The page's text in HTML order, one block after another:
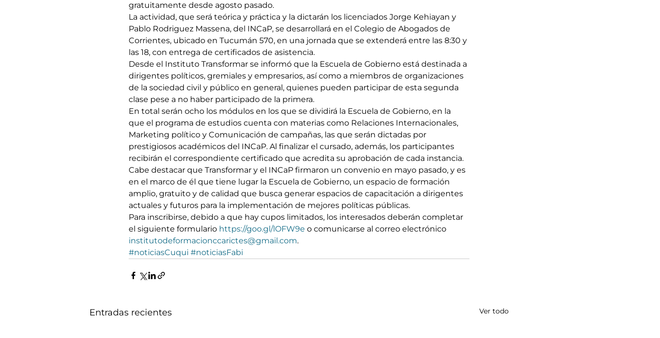
gratuitamente desde agosto pasado.
La actividad, que será teórica y práctica y la dictarán los licenciados Jorge Kehiayan y
Pablo Rodriguez Massena, del INCaP, se desarrollará en el Colegio de Abogados de
Corrientes, ubicado en Tucumán 570, en una jornada que se extenderá entre las 8:30 y
las 18, con entrega de certificados de asistencia.
Desde el Instituto Transformar se informó que la Escuela de Gobierno está destinada a
dirigentes políticos, gremiales y empresarios, así como a miembros de organizaciones
de la sociedad civil y público en general, quienes pueden participar de esta segunda
clase pese a no haber participado de la primera.
En total serán ocho los módulos en los que se dividirá la Escuela de Gobierno, en la
que el programa de estudios cuenta con materias como Relaciones Internacionales,
Marketing político y Comunicación de campañas, las que serán dictadas por
prestigiosos académicos del INCaP. Al finalizar el cursado, además, los participantes
recibirán el correspondiente certificado que acredita su aprobación de cada instancia.
Cabe destacar que Transformar y el INCaP firmaron un convenio en mayo pasado, y es
en el marco de él que tiene lugar la Escuela de Gobierno, un espacio de formación
amplio, gratuito y de calidad que busca generar espacios de capacitación a dirigentes
actuales y futuros para la implementación de mejores políticas públicas.
Para inscribirse, debido a que hay cupos limitados, los interesados deberán completar
el siguiente formulario https://goo.gl/lOFW9e o comunicarse al correo electrónico
institutodeformacionccarictes@gmail.com.
#noticiasCuqui #noticiasFabi
Entradas recientes Ver todo